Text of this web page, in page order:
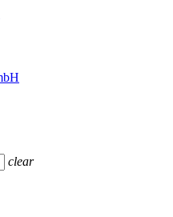
clear